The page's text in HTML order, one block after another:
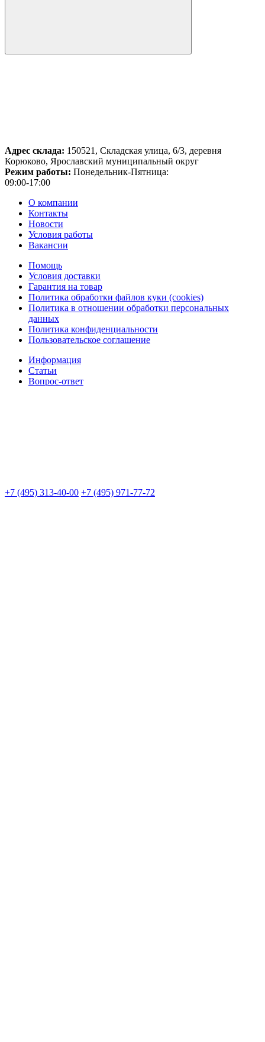
Адрес склада: 150521, Складская улица, 6/3, деревня
Корюково, Ярославский муниципальный округ
Режим работы: Понедельник-Пятница:
09:00-17:00
О компании
Контакты
Новости
Условия работы
Вакансии
Помощь
Условия доставки
Гарантия на товар
Политика обработки файлов куки (cookies)
Политика в отношении обработки персональных
данных
Политика конфиденциальности
Пользовательское соглашение
Информация
Статьи
Вопрос-ответ
+7 (495) 313-40-00 +7 (495) 971-77-72